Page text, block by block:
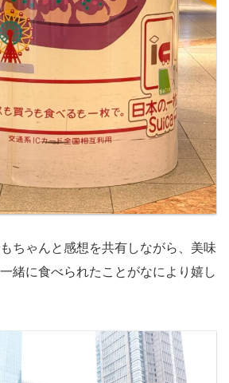
ちゃんと感想を共有しながら、美味
緒に食べられたことがなにより嬉し